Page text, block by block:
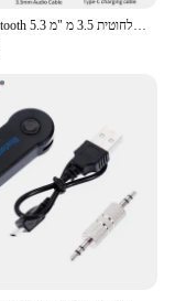
Usb Bluetooth 5.3 מקלט אודיו מתאם מוסיקה סטריאו אלחוטית 3.5 מ "מ aux r/l rca תמיכה u דיסק עבור מגבר רמקול שולחן עבודה